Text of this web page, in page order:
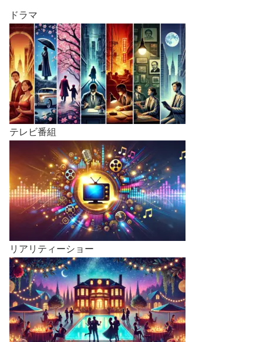
ドラマ
テレビ番組
リアリティーショー